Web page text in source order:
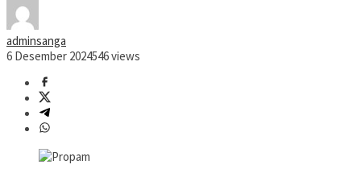
adminsanga
6 Desember 2024546 views